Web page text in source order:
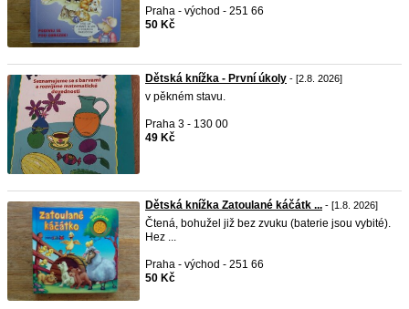
Praha - východ - 251 66
50 Kč
Dětská knížka - První úkoly - [2.8. 2026]
v pěkném stavu.
Praha 3 - 130 00
49 Kč
Dětská knížka Zatoulané káčátk ... - [1.8. 2026]
Čtená, bohužel již bez zvuku (baterie jsou vybité).
Hez ...
Praha - východ - 251 66
50 Kč